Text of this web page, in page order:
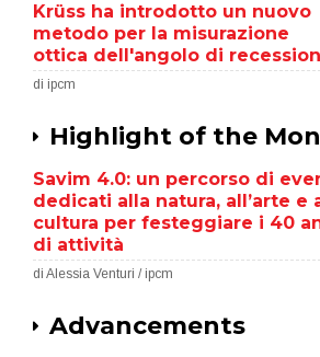
Krüss ha introdotto un nuovo
metodo per la misurazione
ottica dell'angolo di
di ipcm
Highlight of the
Savim 4.0: un percorso di
dedicati alla natura, all’arte e
cultura per festeggiare i 40
di attività
di Alessia Venturi / ipcm
Advancements